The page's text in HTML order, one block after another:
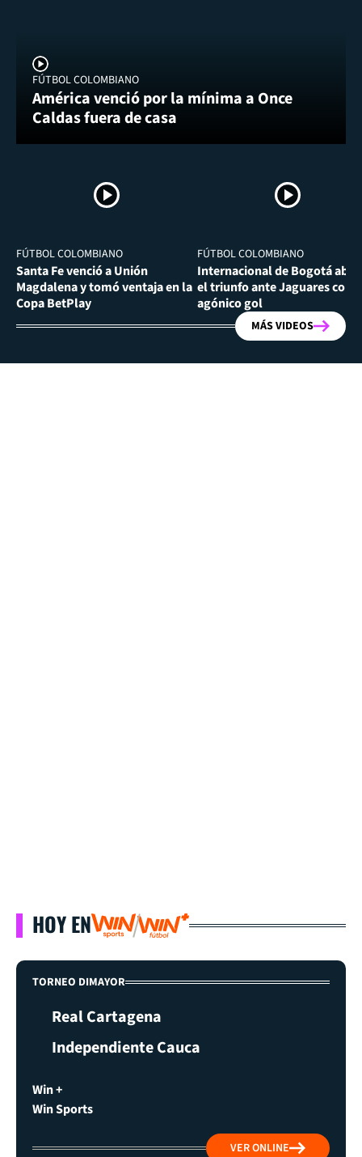
FÚTBOL COLOMBIANO
América venció por la mínima a Once
Caldas fuera de casa
FÚTBOL COLOMBIANO
Santa Fe venció a Unión
Magdalena y tomó ventaja en la
Copa BetPlay
FÚTBOL COLOMBIANO
Internacional de Bogotá
el triunfo ante Jaguares con
agónico gol
MÁS VIDEOS
HOY EN
TORNEO DIMAYOR
Real Cartagena
Independiente Cauca
Win +
Win Sports
VER ONLINE